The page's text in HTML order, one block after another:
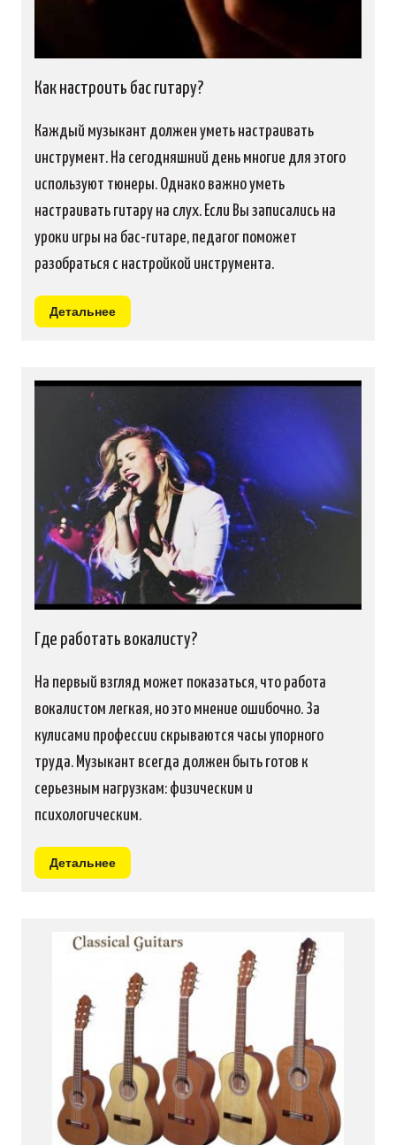
Как настроить бас гитару?
Каждый музыкант должен уметь настраивать
инструмент. На сегодняшний день многие для этого
используют тюнеры. Однако важно уметь
настраивать гитару на слух. Если Вы записались на
уроки игры на бас-гитаре, педагог поможет
разобраться с настройкой инструмента.
Детальнее
Где работать вокалисту?
На первый взгляд может показаться, что работа
вокалистом легкая, но это мнение ошибочно. За
кулисами профессии скрываются часы упорного
труда. Музыкант всегда должен быть готов к
серьезным нагрузкам: физическим и
психологическим.
Детальнее